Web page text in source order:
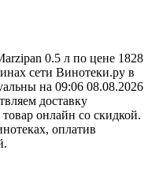
0.5 л по цене 1828
сети Винотеки.ру в
на 09:06 08.08.2026
доставку
онлайн со скидкой.
оплатив